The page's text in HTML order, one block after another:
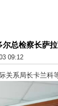
尔总检察长萨
09:12
系局长卡兰科等